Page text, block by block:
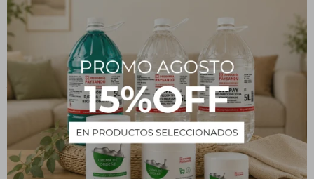
aproximadamente 10 m2. No sobredosificar ni repetir la
aplicación, ya que esto podría ocasionar problemas de
resistencia.
• Pulverizar directamente sobre la superficie a tratar, logrando
formar una película insecticida por donde deberá pasar el
insecto.
• Dejar secar las superficies pulverizadas, durante 2 horas para
nuevamente ingresar a la zona tratada.
• No pulverizar sobre alimentos, animales domésticos, colchones,